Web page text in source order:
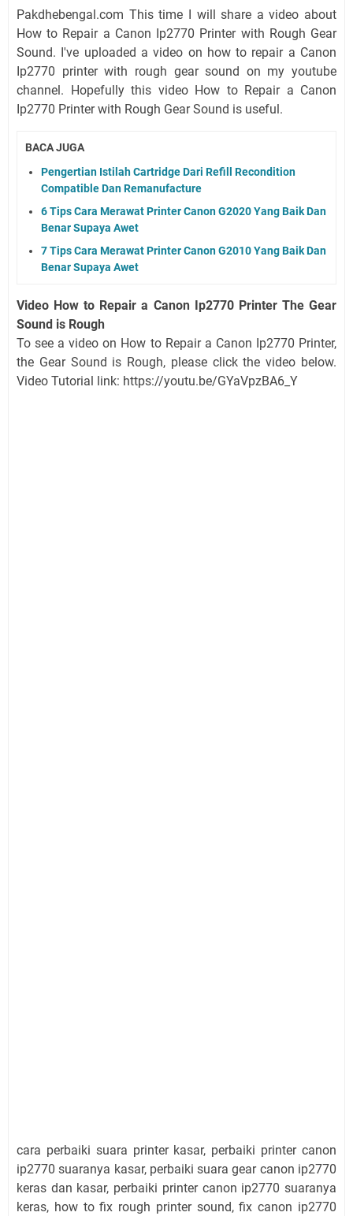
Pakdhebengal.com This time I will share a video about
How to Repair a Canon Ip2770 Printer with Rough Gear
Sound. I've uploaded a video on how to repair a Canon
Ip2770 printer with rough gear sound on my youtube
channel. Hopefully this video How to Repair a Canon
Ip2770 Printer with Rough Gear Sound is useful.
BACA JUGA
Pengertian Istilah Cartridge Dari Refill Recondition
Compatible Dan Remanufacture
6 Tips Cara Merawat Printer Canon G2020 Yang Baik Dan
Benar Supaya Awet
7 Tips Cara Merawat Printer Canon G2010 Yang Baik Dan
Benar Supaya Awet
Video How to Repair a Canon Ip2770 Printer The Gear
Sound is Rough
To see a video on How to Repair a Canon Ip2770 Printer,
the Gear Sound is Rough, please click the video below.
Video Tutorial link: https://youtu.be/GYaVpzBA6_Y
cara perbaiki suara printer kasar, perbaiki printer canon
ip2770 suaranya kasar, perbaiki suara gear canon ip2770
keras dan kasar, perbaiki printer canon ip2770 suaranya
keras, how to fix rough printer sound, fix canon ip2770